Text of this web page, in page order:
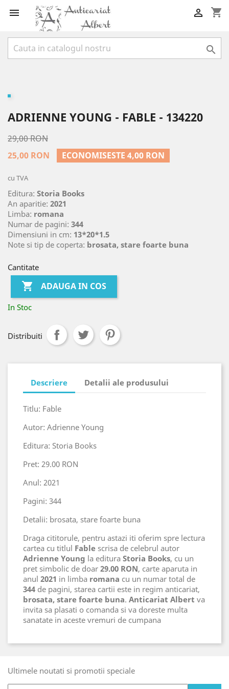
 shopping_cart


ADRIENNE YOUNG - FABLE - 134220
29,00 RON
25,00 RON
ECONOMISESTE 4,00 RON
cu TVA
Editura: Storia Books
An aparitie: 2021
Limba: romana
Numar de pagini: 344
Dimensiuni in cm: 13*20*1.5
Note si tip de coperta: brosata, stare foarte buna
Cantitate
 ADAUGA IN COS
In Stoc
Distribuiti
Descriere Detalii ale produsului
Titlu: Fable
Autor: Adrienne Young
Editura: Storia Books
Pret: 29.00 RON
Anul: 2021
Pagini: 344
Detalii: brosata, stare foarte buna
Draga cititorule, pentru astazi iti oferim spre lectura
cartea cu titlul Fable scrisa de celebrul autor
Adrienne Young la editura Storia Books, cu un
pret simbolic de doar 29.00 RON, carte aparuta in
anul 2021 in limba romana cu un numar total de
344 de pagini, starea cartii este in regim anticariat,
brosata, stare foarte buna. Anticariat Albert va
invita sa plasati o comanda si va doreste multa
sanatate in aceste vremuri de cumpana
Ultimele noutati si promotii speciale